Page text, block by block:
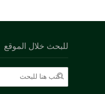
للبحث خلال الموقع